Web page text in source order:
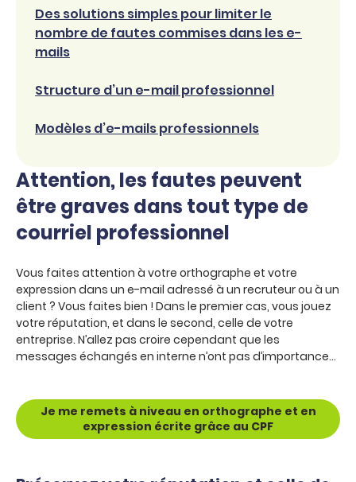
Des solutions simples pour limiter le
nombre de fautes commises dans les e-
mails
Structure d’un e-mail professionnel
Modèles d’e-mails professionnels
Attention, les fautes peuvent
être graves dans tout type de
courriel professionnel
Vous faites attention à votre orthographe et votre
expression dans un e-mail adressé à un recruteur ou à un
client ? Vous faites bien ! Dans le premier cas, vous jouez
votre réputation, et dans le second, celle de votre
entreprise. N’allez pas croire cependant que les
messages échangés en interne n’ont pas d’importance…
Je me remets à niveau en orthographe et en
expression écrite grâce au CPF